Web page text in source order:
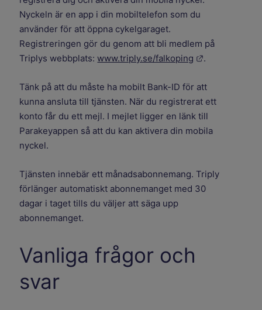
Nyckeln är en app i din mobiltelefon som du
använder för att öppna cykelgaraget.
Registreringen gör du genom att bli medlem på
Triplys webbplats:www.triply.se/falkoping .
Tänk på att du måste ha mobilt Bank-ID för att
kunna ansluta till tjänsten. När du registrerat ett
konto får du ett mejl. I mejlet ligger en länk till
Parakeyappen så att du kan aktivera din mobila
nyckel.
Tjänsten innebär ett månadsabonnemang. Triply
förlänger automatiskt abonnemanget med 30
dagar i taget tills du väljer att säga upp
abonnemanget.
Vanliga frågor och
svar